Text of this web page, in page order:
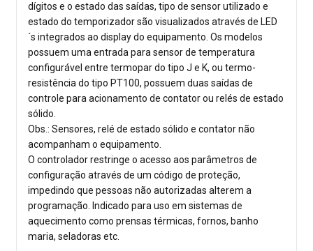
dígitos e o estado das saídas, tipo de sensor utilizado e
estado do temporizador são visualizados através de LED
´s integrados ao display do equipamento. Os modelos
possuem uma entrada para sensor de temperatura
configurável entre termopar do tipo J e K, ou termo-
resistência do tipo PT100, possuem duas saídas de
controle para acionamento de contator ou relés de estado
sólido.
Obs.: Sensores, relé de estado sólido e contator não
acompanham o equipamento.
O controlador restringe o acesso aos parâmetros de
configuração através de um código de proteção,
impedindo que pessoas não autorizadas alterem a
programação. Indicado para uso em sistemas de
aquecimento como prensas térmicas, fornos, banho
maria, seladoras etc.